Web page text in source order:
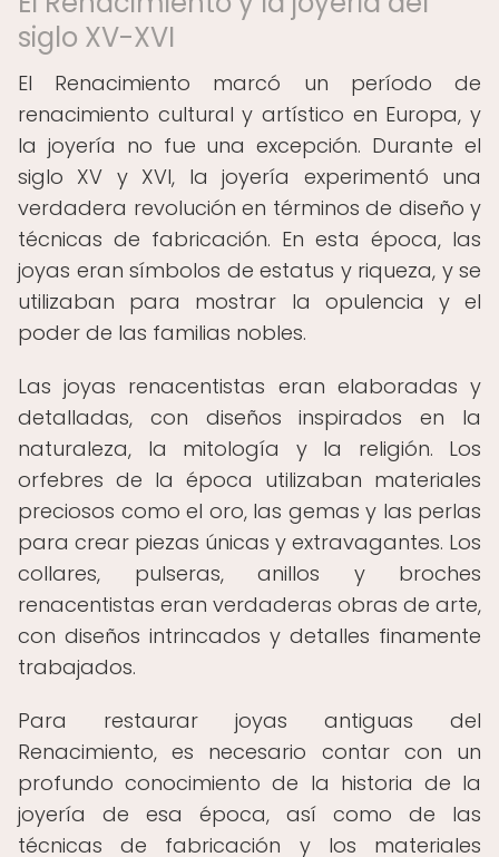
siglo XV-XVI
El Renacimiento marcó un período de
renacimiento cultural y artístico en Europa, y
la joyería no fue una excepción. Durante el
siglo XV y XVI, la joyería experimentó una
verdadera revolución en términos de diseño y
técnicas de fabricación. En esta época, las
joyas eran símbolos de estatus y riqueza, y se
utilizaban para mostrar la opulencia y el
poder de las familias nobles.
Las joyas renacentistas eran elaboradas y
detalladas, con diseños inspirados en la
naturaleza, la mitología y la religión. Los
orfebres de la época utilizaban materiales
preciosos como el oro, las gemas y las perlas
para crear piezas únicas y extravagantes. Los
collares, pulseras, anillos y broches
renacentistas eran verdaderas obras de arte,
con diseños intrincados y detalles finamente
trabajados.
Para restaurar joyas antiguas del
Renacimiento, es necesario contar con un
profundo conocimiento de la historia de la
joyería de esa época, así como de las
técnicas de fabricación y los materiales